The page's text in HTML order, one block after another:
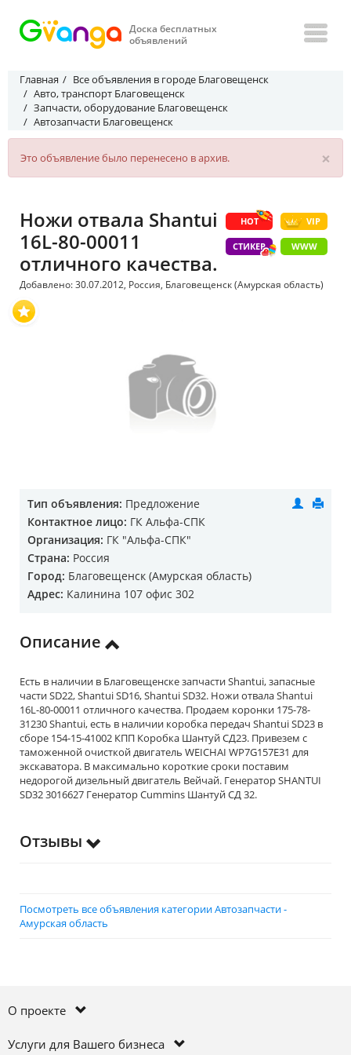
Доска бесплатных
объявлений
Главная
Все объявления в городе Благовещенск
Авто, транспорт Благовещенск
Запчасти, оборудование Благовещенск
Автозапчасти Благовещенск
×
Это объявление было перенесено в архив.
HOT VIP
СТИКЕР WWW
Ножи отвала Shantui
16L-80-00011
отличного качества.
Добавлено: 30.07.2012, Россия, Благовещенск (Амурская область)
Тип объявления: Предложение
Контактное лицо: ГК Альфа-СПК
Организация: ГК "Альфа-СПК"
Страна: Россия
Город: Благовещенск (Амурская область)
Адрес: Калинина 107 офис 302
Описание
Есть в наличии в Благовещенске запчасти Shantui, запасные
части SD22, Shantui SD16, Shantui SD32. Ножи отвала Shantui
16L-80-00011 отличного качества. Продаем коронки 175-78-
31230 Shantui, есть в наличии коробка передач Shantui SD23 в
сборе 154-15-41002 КПП Коробка Шантуй СД23. Привезем с
таможенной очисткой двигатель WEICHAI WP7G157E31 для
экскаватора. В максимально короткие сроки поставим
недорогой дизельный двигатель Вейчай. Генератор SHANTUI
SD32 3016627 Генератор Cummins Шантуй СД 32.
Отзывы
Посмотреть все объявления категории Автозапчасти -
Амурская область
О проекте
Услуги для Вашего бизнеса